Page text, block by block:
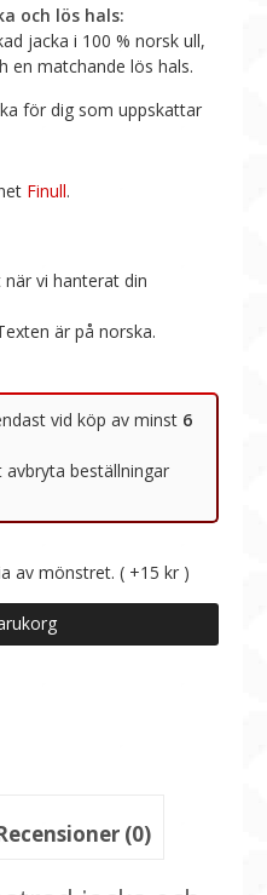
och lös hals:
jacka i 100 % norsk ull,
en matchande lös hals.
för dig som uppskattar
Finull.
av mönstret. ( +15 kr )
(0)